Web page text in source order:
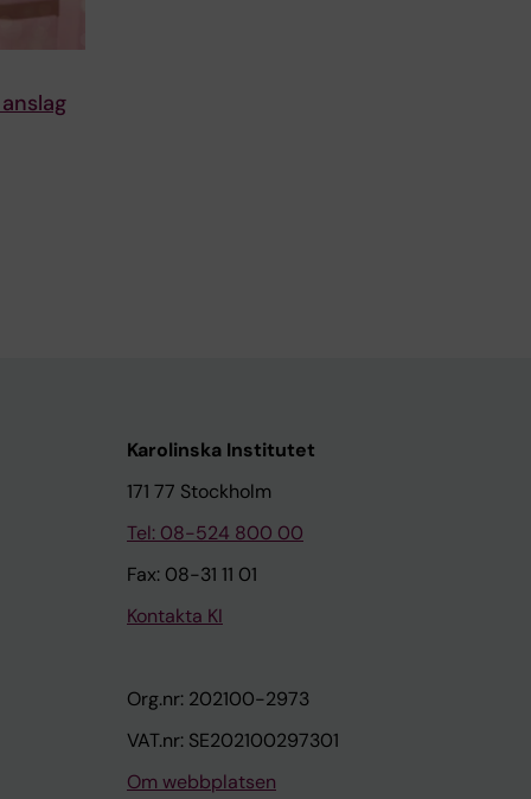
Karolinska Institutet
171 77 Stockholm
Tel: 08-524 800 00
Fax: 08-31 11 01
Kontakta KI
Org.nr: 202100-2973
VAT.nr: SE202100297301
Om webbplatsen